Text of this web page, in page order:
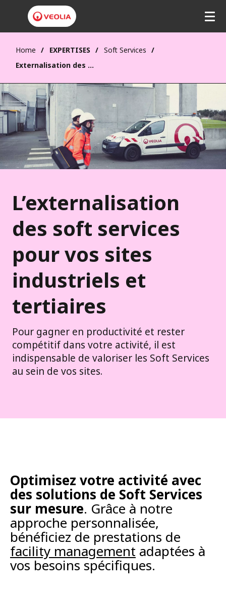
Home EXPERTISES
Soft Services
Externalisation des softs services
L’externalisation
des soft services
pour vos sites
industriels et
tertiaires
Pour gagner en productivité et rester
compétitif dans votre activité, il est
indispensable de valoriser les Soft Services
au sein de vos sites.
Optimisez votre activité avec
des solutions de Soft Services
sur mesure. Grâce à notre
approche personnalisée,
bénéficiez de prestations de
facility management adaptées à
vos besoins spécifiques.